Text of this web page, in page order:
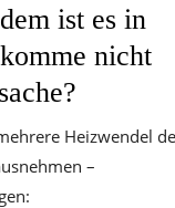
ist es in
nicht
Heizwendel
–